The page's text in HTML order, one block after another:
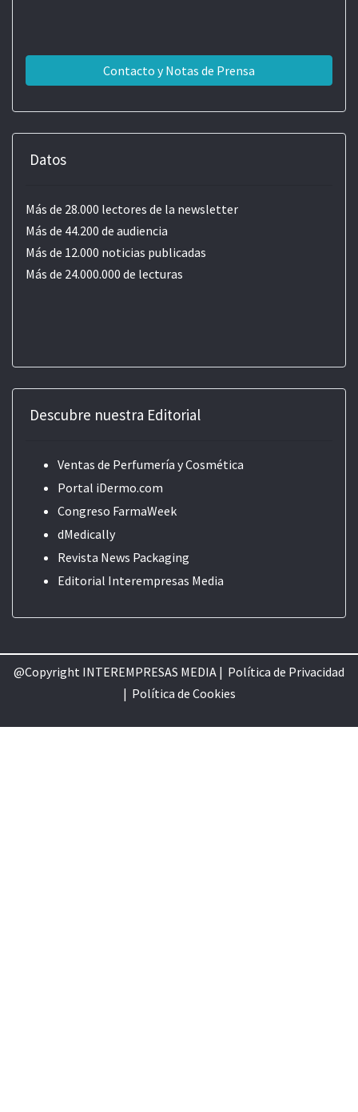
Contacto y Notas de Prensa
Datos
Más de 28.000 lectores de la newsletter
Más de 44.200 de audiencia
Más de 12.000 noticias publicadas
Más de 24.000.000 de lecturas
Descubre nuestra Editorial
Ventas de Perfumería y Cosmética
Portal iDermo.com
Congreso FarmaWeek
dMedically
Revista News Packaging
Editorial Interempresas Media
@Copyright INTEREMPRESAS MEDIA | Política de Privacidad
| Política de Cookies